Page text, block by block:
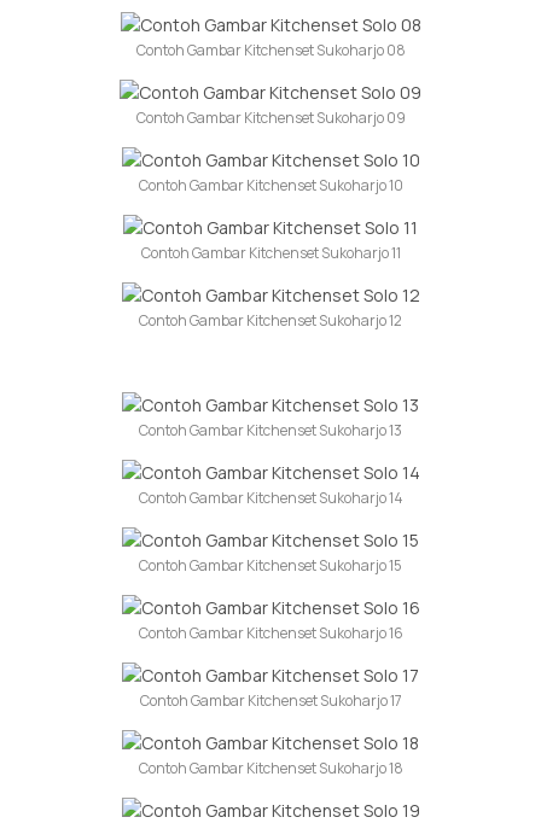
Contoh Gambar Kitchenset Sukoharjo 08
Contoh Gambar Kitchenset Sukoharjo 09
Contoh Gambar Kitchenset Sukoharjo 10
Contoh Gambar Kitchenset Sukoharjo 11
Contoh Gambar Kitchenset Sukoharjo 12
Contoh Gambar Kitchenset Sukoharjo 13
Contoh Gambar Kitchenset Sukoharjo 14
Contoh Gambar Kitchenset Sukoharjo 15
Contoh Gambar Kitchenset Sukoharjo 16
Contoh Gambar Kitchenset Sukoharjo 17
Contoh Gambar Kitchenset Sukoharjo 18